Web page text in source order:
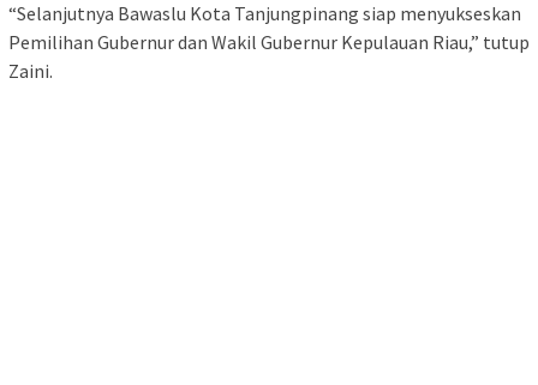
“Selanjutnya Bawaslu Kota Tanjungpinang siap menyukseskan
Pemilihan Gubernur dan Wakil Gubernur Kepulauan Riau,” tutup
Zaini.